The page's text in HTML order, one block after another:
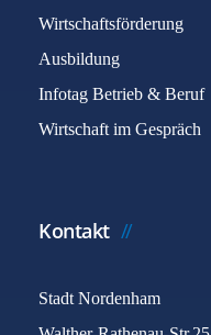
Wirtschaftsförderung
Ausbildung
Infotag Betrieb & Beruf
Wirtschaft im Gespräch
Kontakt
Stadt Nordenham